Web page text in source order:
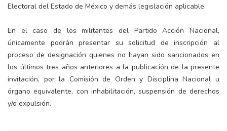
Electoral del Estado de México y demás legislación aplicable.
En el caso de los militantes del Partido Acción Nacional,
únicamente podrán presentar su solicitud de inscripción al
proceso de designación quienes no hayan sido sancionados en
los últimos tres años anteriores a la publicación de la presente
invitación, por la Comisión de Orden y Disciplina Nacional u
órgano equivalente, con inhabilitación, suspensión de derechos
y/o expulsión.